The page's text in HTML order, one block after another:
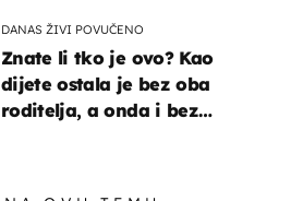
DANAS ŽIVI POVUČENO
Znate li tko je ovo? Kao
dijete ostala je bez oba
roditelja, a onda i bez